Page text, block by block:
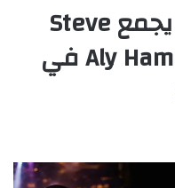
Habibi.. تعاون فني يجمع Steve
Salameh وRaff وAly Hamad في